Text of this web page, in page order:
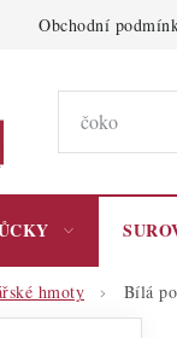
Obchodní
hmoty Bílá